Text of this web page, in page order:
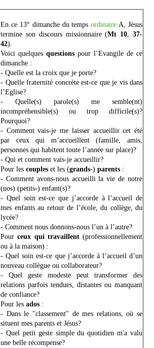
En ce 13° dimanche du temps ordinaire A, Jésus
termine son discours missionnaire (Mt 10,37-
42).
Voici quelques questions pour l’Evangile de ce
dimanche :
- Quelle est la croix que je porte?
- Quelle fraternité concrète est-ce que je vis dans
l’Eglise?
- Quelle(s) parole(s) me semble(nt)
incompréhensible(s) ou trop difficile(s)?
Pourquoi?
- Comment vais-je me laisser accueillir cet été
par ceux qui m’accueillent (famille, amis,
personnes qui habitent toute l’année sur place)?
- Qui et comment vais-je accueillir?
Pour les couples et les (grands-) parents :
- Comment avons-nous accueilli la vie de notre
(nos) (petits-) enfant(s)?
- Quel soin est-ce que j’accorde à l’accueil de
mes enfants au retour de l’école, du collège, du
lycée?
- Comment nous donnons-nous l’un à l’autre?
Pourceux qui travaillent(professionnellement
ou à la maison) :
- Quel soin est-ce que j’accorde à l’accueil d’un
nouveau collègue ou collaborateur?
- Quel geste modeste peut transformer des
relations parfois tendues, distantes ou manquant
de confiance?
Pour les ados :
- Dans le "classement" de mes relations, où se
situent mes parents et Jésus?
- Quel petit geste simple du quotidien m'a valu
une belle récompense?